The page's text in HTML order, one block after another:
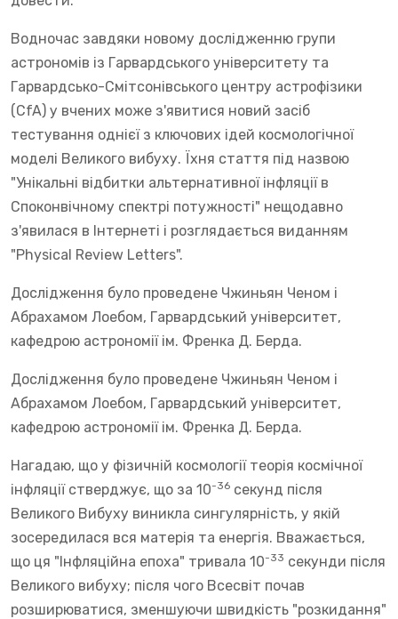
Водночас завдяки новому дослідженню групи
астрономів із Гарвардського університету та
Гарвардсько-Смітсонівського центру астрофізики
(CfA) у вчених може з'явитися новий засіб
тестування однієї з ключових ідей космологічної
моделі Великого вибуху. Їхня стаття під назвою
"Унікальні відбитки альтернативної інфляції в
Споконвічному спектрі потужності" нещодавно
з'явилася в Інтернеті і розглядається виданням
"Physical Review Letters".
Дослідження було проведене Чжиньян Ченом і
Абрахамом Лоебом, Гарвардський університет,
кафедрою астрономії ім. Френка Д. Берда.
Дослідження було проведене Чжиньян Ченом і
Абрахамом Лоебом, Гарвардський університет,
кафедрою астрономії ім. Френка Д. Берда.
Нагадаю, що у фізичній космології теорія космічної
інфляції стверджує, що за 10-36 секунд після
Великого Вибуху виникла сингулярність, у якій
зосередилася вся матерія та енергія. Вважається,
що ця "Інфляційна епоха" тривала 10-33 секунди після
Великого вибуху; після чого Всесвіт почав
розширюватися, зменшуючи швидкість "розкидання"